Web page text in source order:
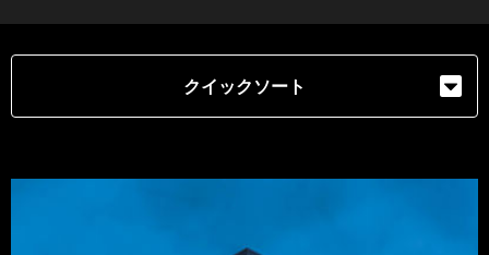
クイックソート